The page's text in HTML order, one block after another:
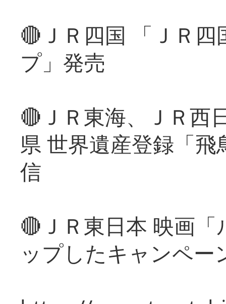
🔴ＪＲ四国 「ＪＲ
プ」発売
🔴ＪＲ東海、ＪＲ西
県 世界遺産登録「
信
🔴ＪＲ東日本 映画
ップしたキャンペー